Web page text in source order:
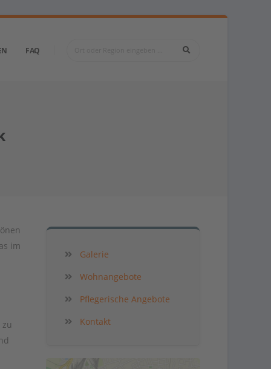
FAQ
im
Galerie
Wohnangebote
Pflegerische Angebote
Kontakt